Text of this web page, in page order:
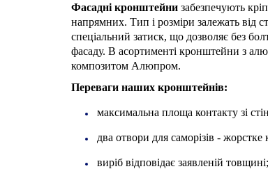
Фасадні кронштейни забезпечують
напрямних. Тип і розміри залежать від
спеціальний затиск, що дозволяє без
фасаду. В асортименті кронштейни з
композитом Алюпром.
Переваги наших кронштейнів:
максимальна площа контакту зі
два отвори для саморізів -
виріб відповідає заявленій товщині;